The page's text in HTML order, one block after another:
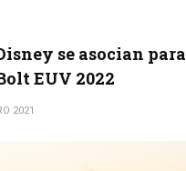
se asocian para
EUV 2022
2021